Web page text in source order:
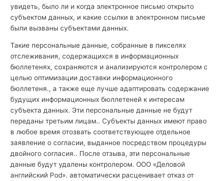
увидеть, было ли и когда электронное письмо открыто
субъектом данных, и какие ссылки в электронном письме
были вызваны субъектами данных.
Такие персональные данные, собранные в пикселях
отслеживания, содержащихся в информационных
бюллетенях, сохраняются и анализируются контролером с
целью оптимизации доставки информационного
бюллетеня., а также еще лучше адаптировать содержание
будущих информационных бюллетеней к интересам
субъекта данных. Эти персональные данные не будут
переданы третьим лицам.. Субъекты данных имеют право
в любое время отозвать соответствующее отдельное
заявление о согласии, выданное посредством процедуры
двойного согласия.. После отзыва, эти персональные
данные будут удалены контролером. ООО «Деловой
английский Pod». автоматически расценивает отказ от